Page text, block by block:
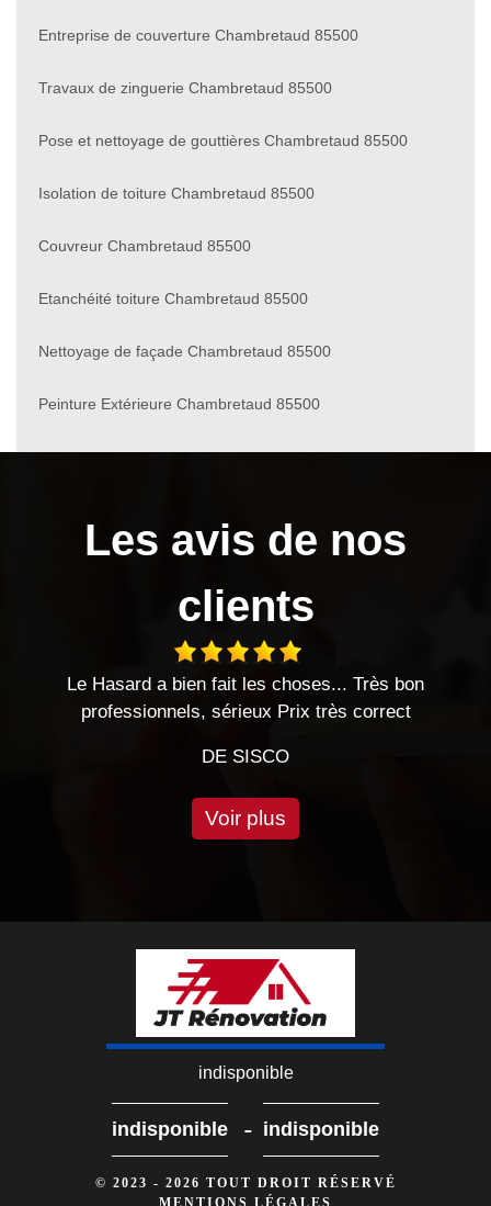
Entreprise de couverture Chambretaud 85500
Travaux de zinguerie Chambretaud 85500
Pose et nettoyage de gouttières Chambretaud 85500
Isolation de toiture Chambretaud 85500
Couvreur Chambretaud 85500
Etanchéité toiture Chambretaud 85500
Nettoyage de façade Chambretaud 85500
Peinture Extérieure Chambretaud 85500
Les avis de nos
clients
Très bon
correct
entreprise sérieuse travaux effectués
très bonnes relations
Voir plus
indisponible
indisponible - indisponible
© 2023 - 2026 TOUT DROIT RÉSERVÉ
MENTIONS LÉGALES